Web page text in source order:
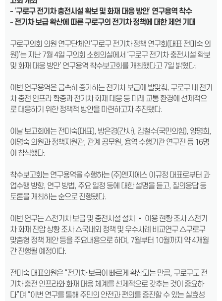
- ‘구로구 전기차 충전시설 확보 및 화재 대응 방안’ 연구용역 착수
- 전기차 보급 확산에 따른 구로구의 전기차 정책에 대한 제언 기대
구로구의회 의원 연구단체인‘구로구 전기차 정책 연구회(대표 전미숙 의
원)’는 지난 7월 4일 구의회 소회의실에서 ‘구로구 전기차 충전시설 확보
및 화재 대응 방안’ 연구용역 착수보고회를 개최했다고 7일 밝혔다.
이번 연구용역은 급속히 증가하는 전기차 보급에 발맞춰, 구로구 내 전기
차 충전 인프라 확충과 전기차 화재 대응 등 미래 교통 환경에 선제적으
로 대응하기 위한 정책적 방안을 마련하고자 추진됐다.
이날 보고회에는 전미숙(대표), 방은경(간사), 김철수(국민의힘), 양명희,
이명숙 의원과 정책지원관, 관계 공무원, 용역 수행기관 연구진 등 16명
이 참석했다.
착수보고회는 연구용역을 수행하는 (주)엔지에스 이규정 대표로부터 과
업수행 방향, 연구 방법, 주요 일정 등에 대한 설명을 듣고, 질의응답 등
토론을 개최하는 순으로 진행됐다.
이번 연구는 △전기차 보급 및 충전시설 설치 ‧ 이용 현황 조사 △전기
차 화재 진압 상황 조사 △국내외 정책 및 우수사례 비교연구 △구로구
맞춤형 정책 제안 등을 주요내용으로 하며, 7월부터 10월까지 약 4개월
간 진행될 예정이다.
전미숙 대표의원은 “전기차 보급이 빠르게 확산되는 만큼, 구로구도 전
기차 충전 인프라와 화재 대응 체계를 선제적으로 갖추는 것이 중요하
다”며 “이번 연구를 통해 주민의 안전과 편의를 증진할 수 있는 실효성